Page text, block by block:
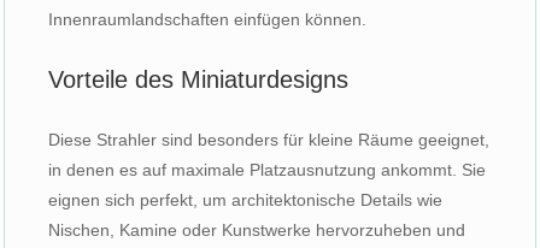
Innenraumlandschaften einfügen können.
Vorteile des Miniaturdesigns
Diese Strahler sind besonders für kleine Räume geeignet,
in denen es auf maximale Platzausnutzung ankommt. Sie
eignen sich perfekt, um architektonische Details wie
Nischen, Kamine oder Kunstwerke hervorzuheben und